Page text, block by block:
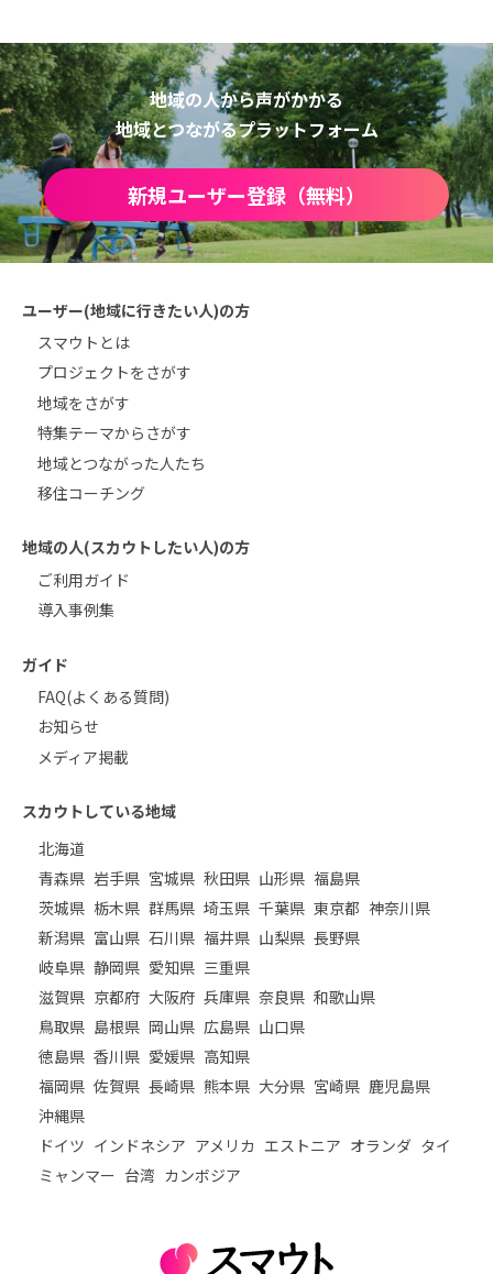
地域の人から声がかかる
地域とつながるプラットフォーム
新規ユーザー登録（無料）
ユーザー(地域に行きたい人)の方
スマウトとは
プロジェクトをさがす
地域をさがす
特集テーマからさがす
地域とつながった人たち
移住コーチング
地域の人(スカウトしたい人)の方
ご利用ガイド
導入事例集
ガイド
FAQ(よくある質問)
お知らせ
メディア掲載
スカウトしている地域
北海道
青森県 岩手県 宮城県 秋田県 山形県 福島県
茨城県 栃木県 群馬県 埼玉県 千葉県 東京都 神奈川県
新潟県 富山県 石川県 福井県 山梨県 長野県
岐阜県 静岡県 愛知県 三重県
滋賀県 京都府 大阪府 兵庫県 奈良県 和歌山県
鳥取県 島根県 岡山県 広島県 山口県
徳島県 香川県 愛媛県 高知県
福岡県 佐賀県 長崎県 熊本県 大分県 宮崎県 鹿児島県
沖縄県
ドイツ インドネシア アメリカ エストニア オランダ タイ
ミャンマー 台湾 カンボジア